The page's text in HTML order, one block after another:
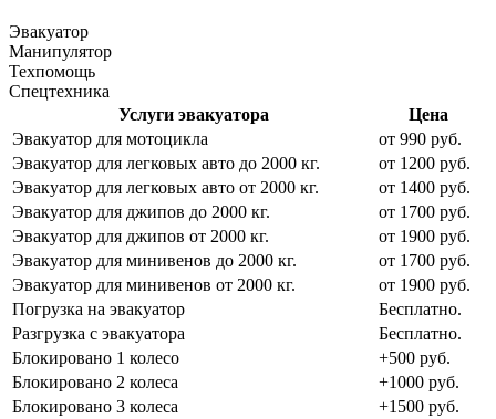
Эвакуатор
Манипулятор
Техпомощь
Спецтехника
Услуги эвакуатора
Цена
Эвакуатор для мотоцикла
от 990 руб.
Эвакуатор для легковых авто до 2000 кг.
от 1200 руб.
Эвакуатор для легковых авто от 2000 кг.
от 1400 руб.
Эвакуатор для джипов до 2000 кг.
от 1700 руб.
Эвакуатор для джипов от 2000 кг.
от 1900 руб.
Эвакуатор для минивенов до 2000 кг.
от 1700 руб.
Эвакуатор для минивенов от 2000 кг.
от 1900 руб.
Погрузка на эвакуатор
Бесплатно.
Разгрузка с эвакуатора
Бесплатно.
Блокировано 1 колесо
+500 руб.
Блокировано 2 колеса
+1000 руб.
Блокировано 3 колеса
+1500 руб.